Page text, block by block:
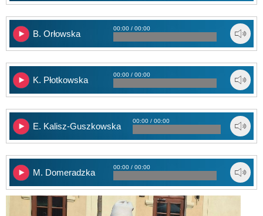
B. Orłowska
00:00 / 00:00
K. Płotkowska
00:00 / 00:00
E. Kalisz-Guszkowska
00:00 / 00:00
M. Domeradzka
00:00 / 00:00